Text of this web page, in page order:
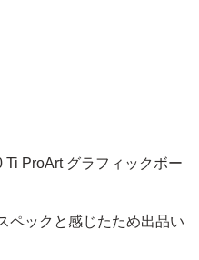
ProArt グラフィックボー
ペックと感じたため出品い